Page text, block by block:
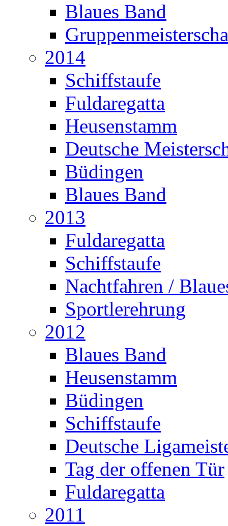
Blaues Band
2014
Schiffstaufe
Fuldaregatta
Heusenstamm
Deutsche
Büdingen
Blaues Band
2013
Fuldaregatta
Schiffstaufe
Nachtfahren /
Sportlerehrung
2012
Blaues Band
Heusenstamm
Büdingen
Schiffstaufe
Deutsche
Tag der offenen Tür
Fuldaregatta
2011